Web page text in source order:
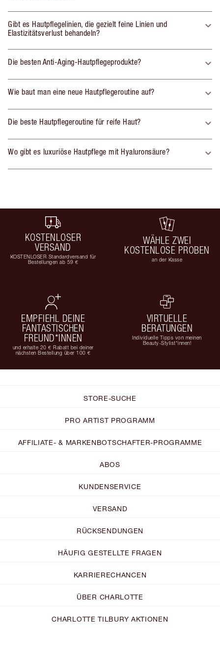
Gibt es Hautpflegelinien, die gezielt feine Linien und
Elastizitätsverlust behandeln?
Die besten Anti-Aging-Hautpflegeprodukte?
Wie baut man eine neue Hautpflegeroutine auf?
Die beste Hautpflegeroutine für reife Haut?
Wo gibt es luxuriöse Hautpflege mit Hyaluronsäure?
KOSTENLOSER
VERSAND
KOSTENLOSER Standardversand für
Bestellungen ab 59 €
WÄHLE ZWEI
KOSTENLOSE PROBEN
an der Kasse
EMPFIEHL DEINE
FANTASTISCHEN
FREUND*INNEN
und erhalte 20 € Rabatt bei deiner
nächsten Bestellung über 100 €
VIRTUELLE
BERATUNGEN
Individuelle Tipps von meinen
Beauty-Stylist*innen!
STORE-SUCHE
PRO ARTIST PROGRAMM
AFFILIATE- & MARKENBOTSCHAFTER-PROGRAMME
ABOS
KUNDENSERVICE
VERSAND
RÜCKSENDUNGEN
HÄUFIG GESTELLTE FRAGEN
KARRIERECHANCEN
ÜBER CHARLOTTE
CHARLOTTE TILBURY AKTIONEN